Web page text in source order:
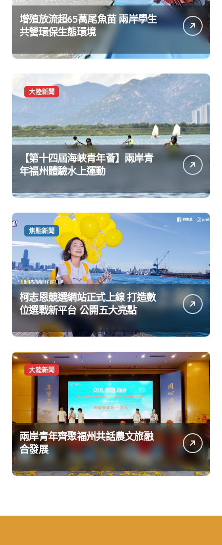
增殖放流超65萬尾魚苗 兩岸學生
共營環保生態環境
大陸新聞
【第十四屆海峽青年薈】兩岸青
年福州體驗水上運動
焦點新聞
柯志恩競選網站正式上線 打造數
位選戰新平台 公開五大亮點
大陸新聞
兩岸青年齊聚福州共話農文旅融
合發展